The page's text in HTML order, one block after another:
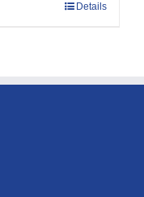
Details